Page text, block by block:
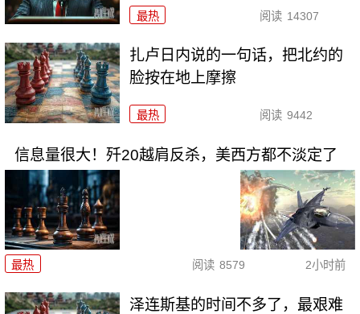
最热 阅读 14307
扎卢日内说的一句话，把北约的
脸按在地上摩擦
最热 阅读 9442
信息量很大！歼20越肩反杀，美西方都不淡定了
最热 阅读 8579 2小时前
泽连斯基的时间不多了，最艰难